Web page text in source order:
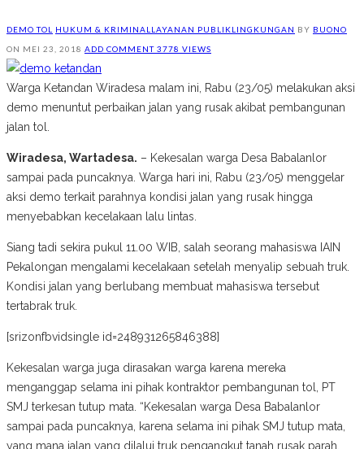
DEMO TOL HUKUM & KRIMINAL LAYANAN PUBLIKLINGKUNGAN BY BUONO
ON MEI 23, 2018 ADD COMMENT 3778 VIEWS
Warga Ketandan Wiradesa malam ini, Rabu (23/05) melakukan aksi
demo menuntut perbaikan jalan yang rusak akibat pembangunan
jalan tol.
Wiradesa, Wartadesa. – Kekesalan warga Desa Babalanlor
sampai pada puncaknya. Warga hari ini, Rabu (23/05) menggelar
aksi demo terkait parahnya kondisi jalan yang rusak hingga
menyebabkan kecelakaan lalu lintas.
Siang tadi sekira pukul 11.00 WIB, salah seorang mahasiswa IAIN
Pekalongan mengalami kecelakaan setelah menyalip sebuah truk.
Kondisi jalan yang berlubang membuat mahasiswa tersebut
tertabrak truk.
[srizonfbvidsingle id=248931265846388]
Kekesalan warga juga dirasakan warga karena mereka
menganggap selama ini pihak kontraktor pembangunan tol, PT
SMJ terkesan tutup mata. “Kekesalan warga Desa Babalanlor
sampai pada puncaknya, karena selama ini pihak SMJ tutup mata,
yang mana jalan yang dilalui truk pengangkut tanah rusak parah,